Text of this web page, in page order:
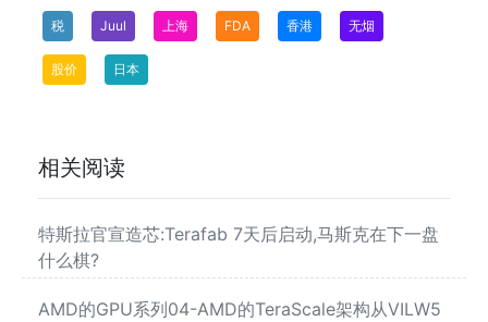
税 Juul 上海 FDA 香港 无烟
股价 日本
相关阅读
特斯拉官宣造芯:Terafab 7天后启动,马斯克在下一盘
什么棋?
AMD的GPU系列04-AMD的TeraScale架构从VILW5